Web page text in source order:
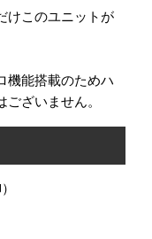
けこのユニットが
機能搭載のためハ
ざいません。